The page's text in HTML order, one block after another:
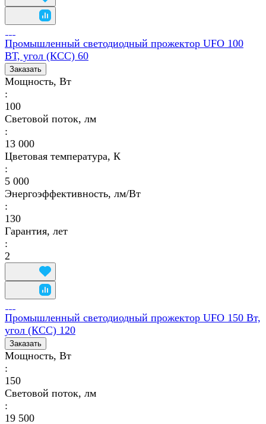
Промышленный светодиодный прожектор UFO 100
ВТ, угол (КСС) 60
Заказать
Мощность, Вт
:
100
Световой поток, лм
:
13 000
Цветовая температура, К
:
5 000
Энергоэффективность, лм/Вт
:
130
Гарантия, лет
:
2
Промышленный светодиодный прожектор UFO 150 Вт,
угол (КСС) 120
Заказать
Мощность, Вт
:
150
Световой поток, лм
:
19 500